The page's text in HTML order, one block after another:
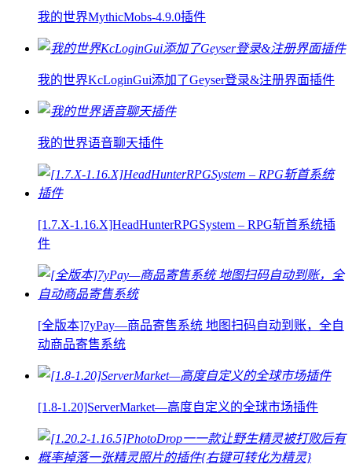
我的世界MythicMobs-4.9.0插件
我的世界KcLoginGui添加了Geyser登录&注册界面插件
我的世界语音聊天插件
[1.7.X-1.16.X]HeadHunterRPGSystem – RPG斩首系统插
件
[全版本]7yPay—商品寄售系统 地图扫码自动到账，全自
动商品寄售系统
[1.8-1.20]ServerMarket—高度自定义的全球市场插件